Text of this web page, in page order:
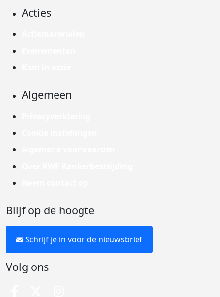
Acties
Algemeen
Blijf op de hoogte
Schrijf je in voor de nieuwsbrief
Volg ons